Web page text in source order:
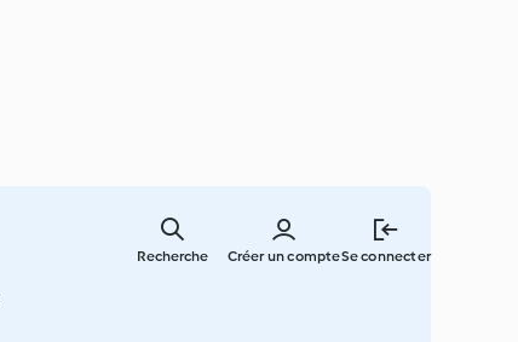
main
Créer un compteSe connecter
Recherche